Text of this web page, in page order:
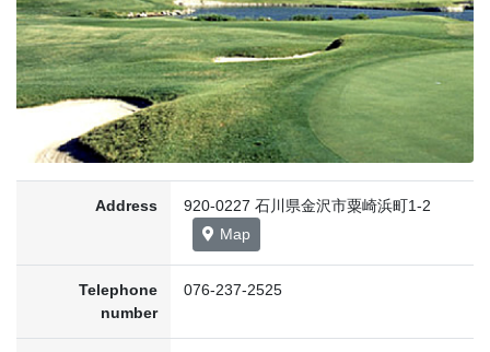
Address
920-0227 石川県金沢市粟崎浜町1-2
Map
Telephone
number
076-237-2525